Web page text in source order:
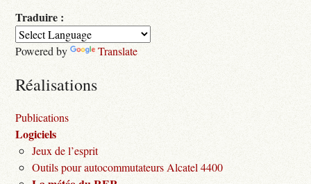
Traduire :
Powered by Translate
Réalisations
Publications
Logiciels
Jeux de l’esprit
Outils pour autocommutateurs Alcatel 4400